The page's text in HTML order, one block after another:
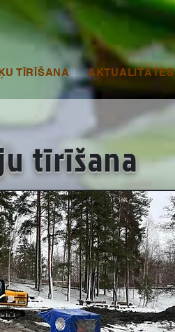
TĪRĪŠANA AKTUALITĀTES
tīrīšana